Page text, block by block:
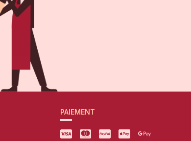
PAIEMENT